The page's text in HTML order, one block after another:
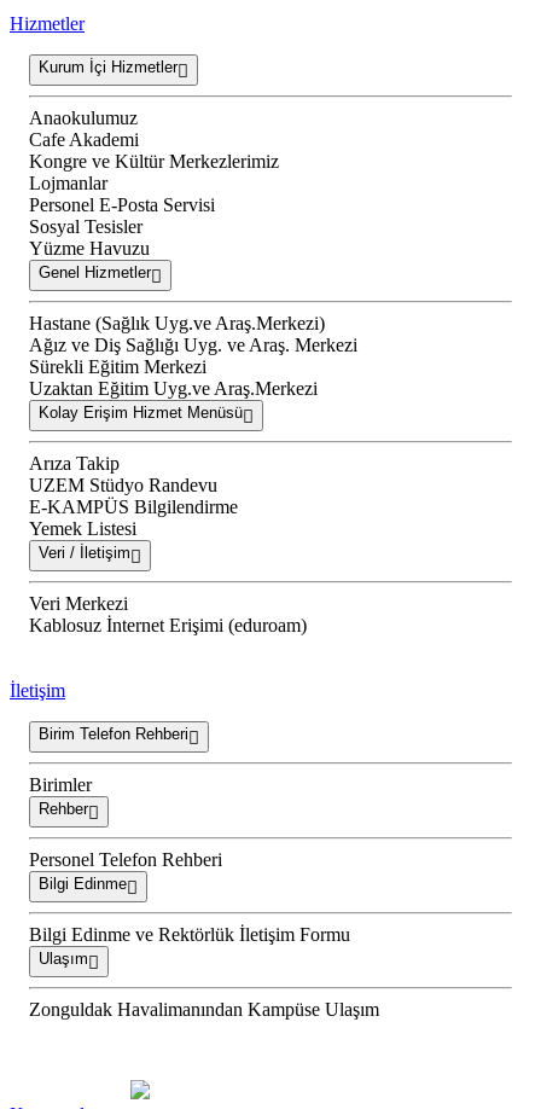
Hizmetler
Kurum İçi Hizmetler
Anaokulumuz
Cafe Akademi
Kongre ve Kültür Merkezlerimiz
Lojmanlar
Personel E-Posta Servisi
Sosyal Tesisler
Yüzme Havuzu
Genel Hizmetler
Hastane (Sağlık Uyg.ve Araş.Merkezi)
Ağız ve Diş Sağlığı Uyg. ve Araş. Merkezi
Sürekli Eğitim Merkezi
Uzaktan Eğitim Uyg.ve Araş.Merkezi
Kolay Erişim Hizmet Menüsü
Arıza Takip
UZEM Stüdyo Randevu
E-KAMPÜS Bilgilendirme
Yemek Listesi
Veri / İletişim
Veri Merkezi
Kablosuz İnternet Erişimi (eduroam)
İletişim
Birim Telefon Rehberi
Birimler
Rehber
Personel Telefon Rehberi
Bilgi Edinme
Bilgi Edinme ve Rektörlük İletişim Formu
Ulaşım
Zonguldak Havalimanından Kampüse Ulaşım